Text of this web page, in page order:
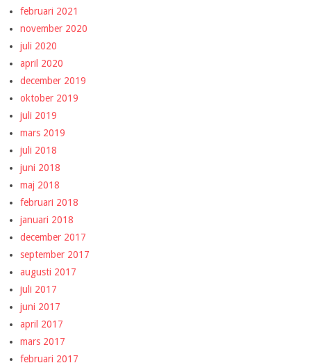
februari 2021
november 2020
juli 2020
april 2020
december 2019
oktober 2019
juli 2019
mars 2019
juli 2018
juni 2018
maj 2018
februari 2018
januari 2018
december 2017
september 2017
augusti 2017
juli 2017
juni 2017
april 2017
mars 2017
februari 2017